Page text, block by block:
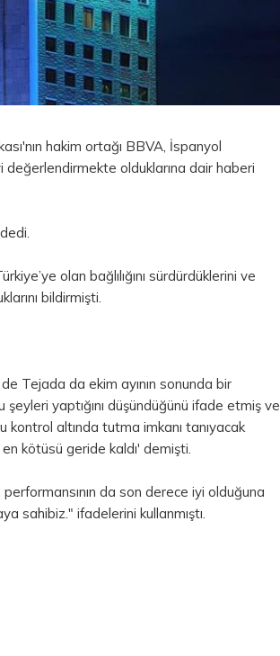
hakim ortağı BBVA, İspanyol
değerlendirmekte olduklarına dair haberi
olan bağlılığını sürdürdüklerini ve
bildirmişti.
Tejada da ekim ayının sonunda bir
yaptığını düşündüğünü ifade etmiş ve
kontrol altında tutma imkanı tanıyacak
kötüsü geride kaldı' demişti.
performansının da son derece iyi olduğuna
sahibiz." ifadelerini kullanmıştı.